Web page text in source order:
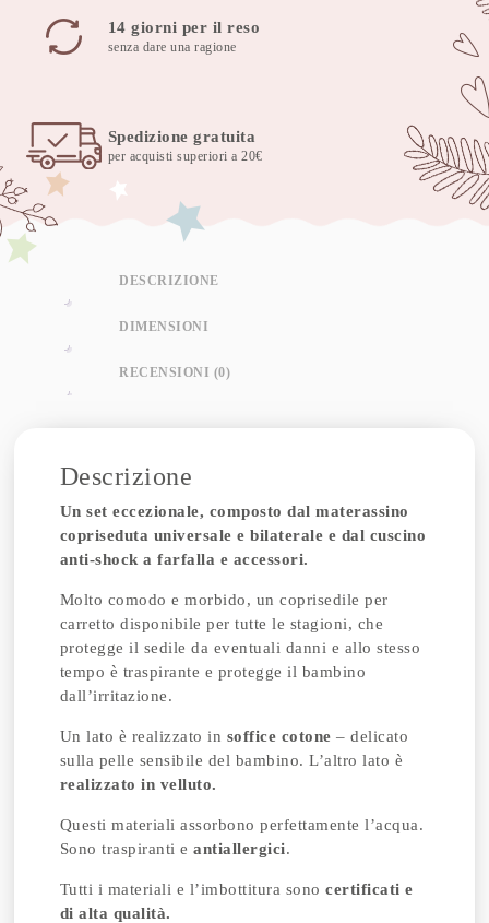
14 giorni per il reso
senza dare una ragione
Spedizione gratuita
per acquisti superiori a 20€
DESCRIZIONE
DIMENSIONI
RECENSIONI (0)
Descrizione
Un set eccezionale, composto dal materassino
copriseduta universale e bilaterale e dal cuscino
anti-shock a farfalla e accessori.
Molto comodo e morbido, un coprisedile per
carretto disponibile per tutte le stagioni, che
protegge il sedile da eventuali danni e allo stesso
tempo è traspirante e protegge il bambino
dall’irritazione.
Un lato è realizzato in soffice cotone – delicato
sulla pelle sensibile del bambino. L’altro lato è
realizzato in velluto.
Questi materiali assorbono perfettamente l’acqua.
Sono traspiranti eantiallergici.
Tutti i materiali e l’imbottitura sonocertificati e
di alta qualità.